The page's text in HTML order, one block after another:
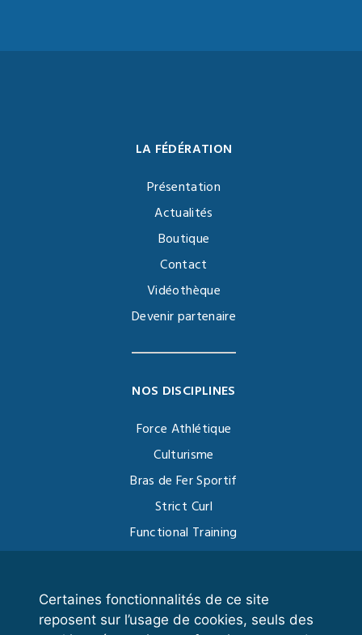
Certaines fonctionnalités de ce site
reposent sur l’usage de cookies, seuls des
LA FÉDÉRATION
Présentation
Actualités
Boutique
Contact
Vidéothèque
Devenir partenaire
NOS DISCIPLINES
Force Athlétique
Culturisme
Bras de Fer Sportif
Strict Curl
Functional Training